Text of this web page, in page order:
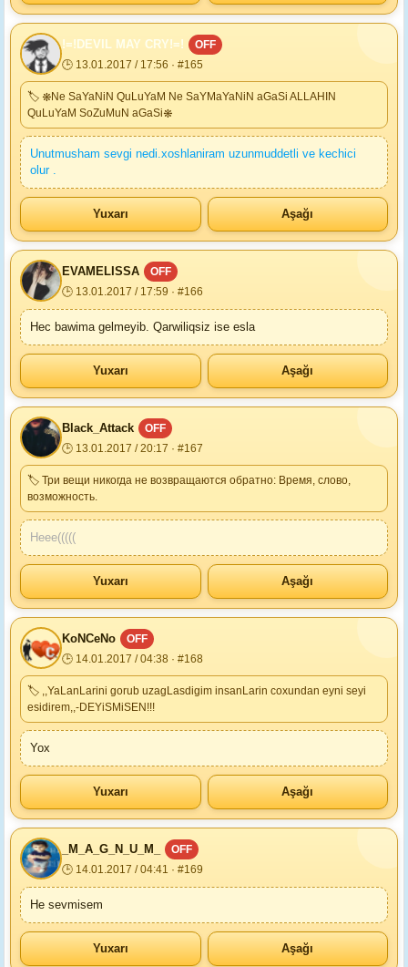
!=!DEVIL MAY CRY!=!
OFF
🕒 13.01.2017 / 17:56 · #165
🏷 ❋Ne SaYaNiN QuLuYaM Ne SaYMaYaNiN aGaSi ALLAHIN
QuLuYaM SoZuMuN aGaSi❋
Unutmusham sevgi nedi.xoshlaniram uzunmuddetli ve kechici
olur .
Yuxarı Aşağı
EVAMELISSA
OFF
🕒 13.01.2017 / 17:59 · #166
Hec bawima gelmeyib. Qarwiliqsiz ise esla
Yuxarı Aşağı
Black_Attack
OFF
🕒 13.01.2017 / 20:17 · #167
🏷 Три вещи никогда не возвращаются обратно: Время, слово,
возможность.
Heee(((((
Yuxarı Aşağı
KoNCeNo
OFF
🕒 14.01.2017 / 04:38 · #168
🏷 ,,YaLanLarini gorub uzagLasdigim insanLarin coxundan eyni seyi
esidirem,,-DEYiSMiSEN!!!
Yox
Yuxarı Aşağı
_M_A_G_N_U_M_
OFF
🕒 14.01.2017 / 04:41 · #169
He sevmisem
Yuxarı Aşağı